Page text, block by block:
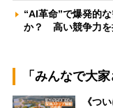
“AI革命”で爆発的
か？ 高い競争力
「みんなで大
《つ